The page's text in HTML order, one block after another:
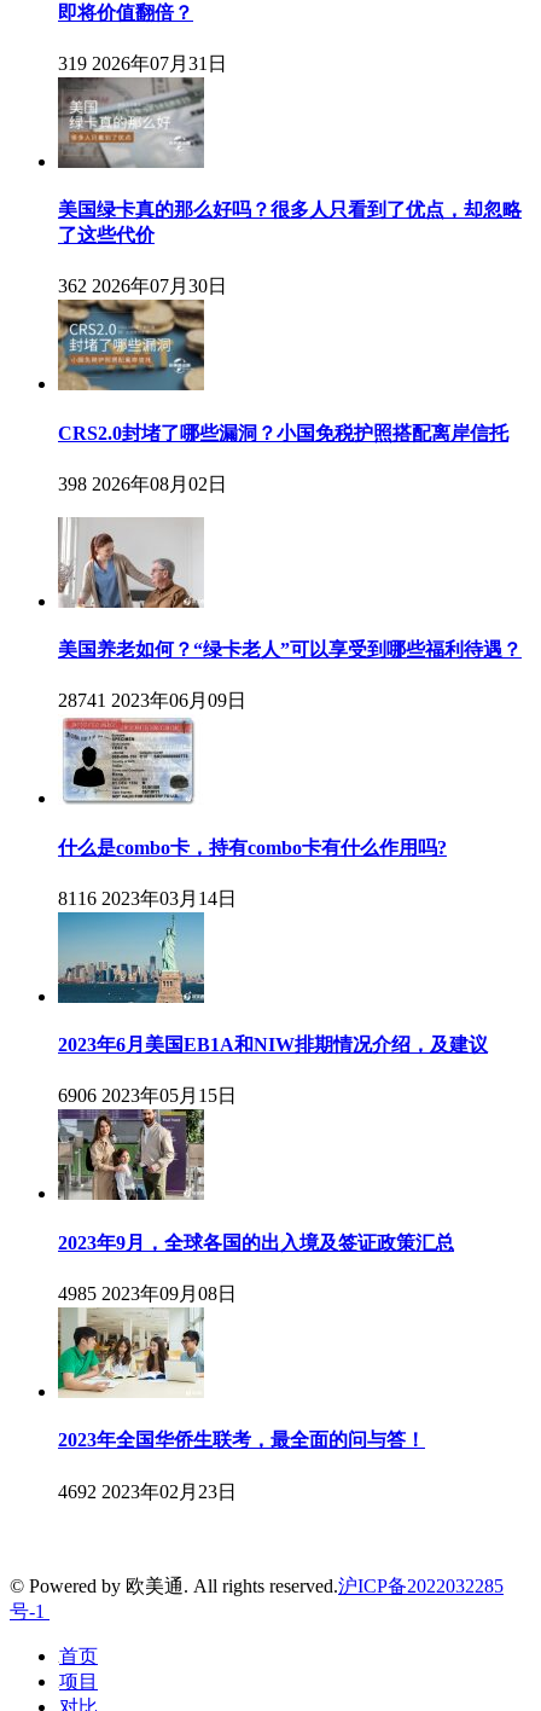
即将价值翻倍？
319 2026年07月31日
美国绿卡真的那么好吗？很多人只看到了优点，却忽略
了这些代价
362 2026年07月30日
CRS2.0封堵了哪些漏洞？小国免税护照搭配离岸信托
398 2026年08月02日
美国养老如何？“绿卡老人”可以享受到哪些福利待遇？
28741 2023年06月09日
什么是combo卡，持有combo卡有什么作用吗?
8116 2023年03月14日
2023年6月美国EB1A和NIW排期情况介绍，及建议
6906 2023年05月15日
2023年9月，全球各国的出入境及签证政策汇总
4985 2023年09月08日
2023年全国华侨生联考，最全面的问与答！
4692 2023年02月23日
© Powered by 欧美通. All rights reserved.沪ICP备2022032285
号-1
首页
项目
对比